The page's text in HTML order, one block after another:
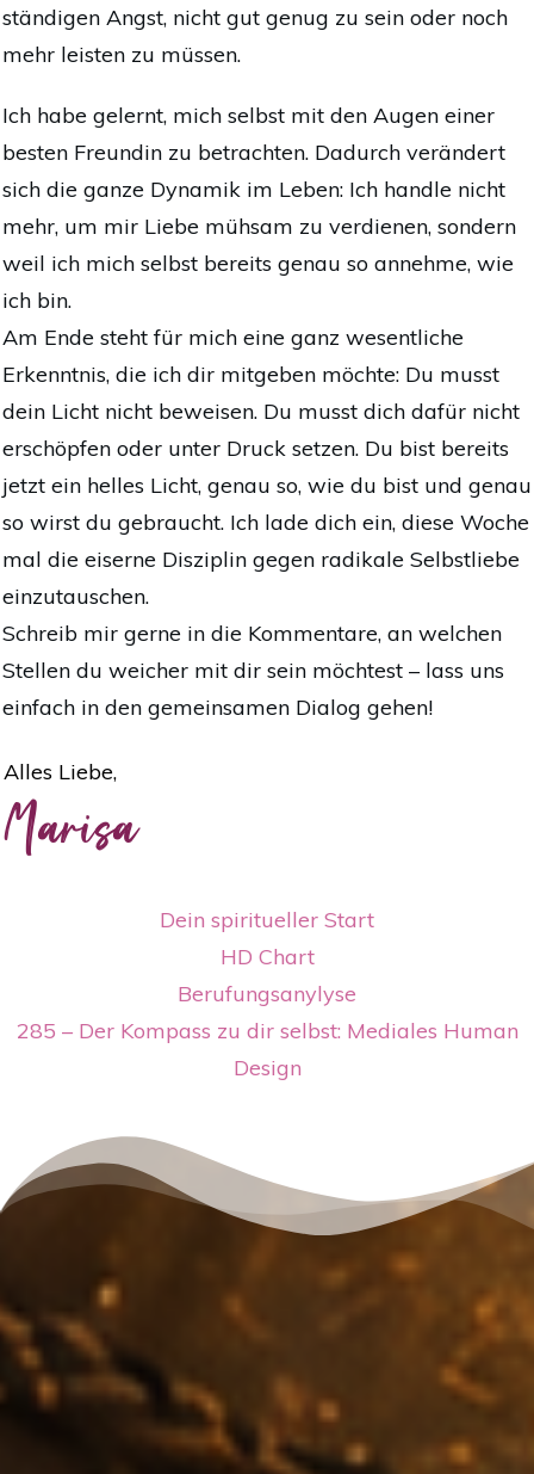
ständigen Angst, nicht gut genug zu sein oder noch
mehr leisten zu müssen.
Ich habe gelernt, mich selbst mit den Augen einer
besten Freundin zu betrachten. Dadurch verändert
sich die ganze Dynamik im Leben: Ich handle nicht
mehr, um mir Liebe mühsam zu verdienen, sondern
weil ich mich selbst bereits genau so annehme, wie
ich bin.
Am Ende steht für mich eine ganz wesentliche
Erkenntnis, die ich dir mitgeben möchte: Du musst
dein Licht nicht beweisen. Du musst dich dafür nicht
erschöpfen oder unter Druck setzen. Du bist bereits
jetzt ein helles Licht, genau so, wie du bist und genau
so wirst du gebraucht. Ich lade dich ein, diese Woche
mal die eiserne Disziplin gegen radikale Selbstliebe
einzutauschen.
Schreib mir gerne in die Kommentare, an welchen
Stellen du weicher mit dir sein möchtest – lass uns
einfach in den gemeinsamen Dialog gehen!
Alles Liebe,
Marisa
Dein spiritueller Start
HD Chart
Berufungsanylyse
285 – Der Kompass zu dir selbst: Mediales Human
Design